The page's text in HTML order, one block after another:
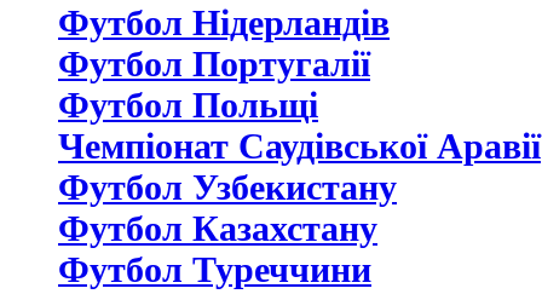
Футбол Нідерландiв
Футбол Португалії
Футбол Польщі
Чемпіонат Саудівської Аравії
Футбол Узбекистану
Футбол Казахстану
Футбол Туреччини